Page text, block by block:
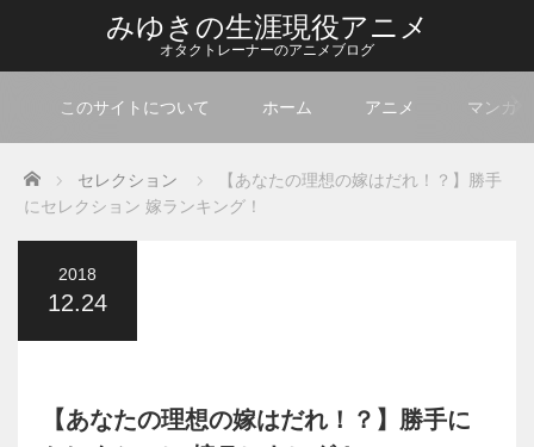
みゆきの生涯現役アニメ
オタクトレーナーのアニメブログ
このサイトについて ホーム アニメ マンガ
Home セレクション
【あなたの理想の嫁はだれ！？】勝手
にセレクション 嫁ランキング！
2018
12.24
【あなたの理想の嫁はだれ！？】勝手に